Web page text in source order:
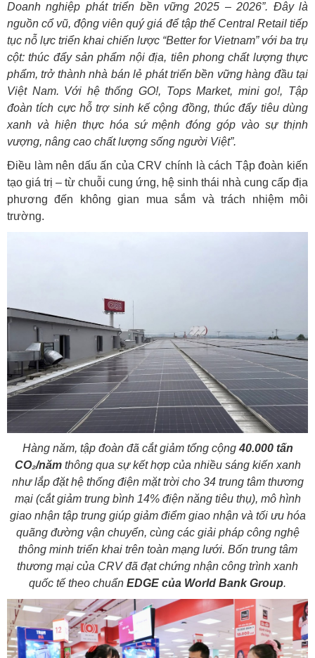
Doanh nghiệp phát triển bền vững 2025 – 2026”. Đây là
nguồn cổ vũ, động viên quý giá để tập thể Central Retail tiếp
tục nỗ lực triển khai chiến lược “Better for Vietnam” với ba trụ
cột: thúc đẩy sản phẩm nội địa, tiên phong chất lượng thực
phẩm, trở thành nhà bán lẻ phát triển bền vững hàng đầu tại
Việt Nam. Với hệ thống GO!, Tops Market, mini go!, Tập
đoàn tích cực hỗ trợ sinh kế cộng đồng, thúc đẩy tiêu dùng
xanh và hiện thực hóa sứ mệnh đóng góp vào sự thịnh
vượng, nâng cao chất lượng sống người Việt”.
Điều làm nên dấu ấn của CRV chính là cách Tập đoàn kiến
tạo giá trị – từ chuỗi cung ứng, hệ sinh thái nhà cung cấp địa
phương đến không gian mua sắm và trách nhiệm môi
trường.
Hàng năm, tập đoàn đã cắt giảm tổng cộng40.000 tấn
CO₂/nămthông qua sự kết hợp của nhiều sáng kiến xanh
như lắp đặt hệ thống điện mặt trời cho 34 trung tâm thương
mại (cắt giảm trung bình 14% điện năng tiêu thụ), mô hình
giao nhận tập trung giúp giảm điểm giao nhận và tối ưu hóa
quãng đường vận chuyển, cùng các giải pháp công nghệ
thông minh triển khai trên toàn mạng lưới. Bốn trung tâm
thương mại của CRV đã đạt chứng nhận công trình xanh
quốc tế theo chuẩn EDGE của World Bank Group.